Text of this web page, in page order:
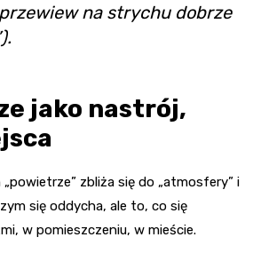
na strychu dobrze
jako nastrój,
zbliża się do „atmosfery” i
się oddycha, ale to, co się
w pomieszczeniu, w mieście.